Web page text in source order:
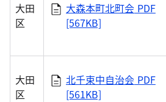
大田
区
大森本町北町会 PDF
[567KB]
大田
区
北千束中自治会 PDF
[561KB]